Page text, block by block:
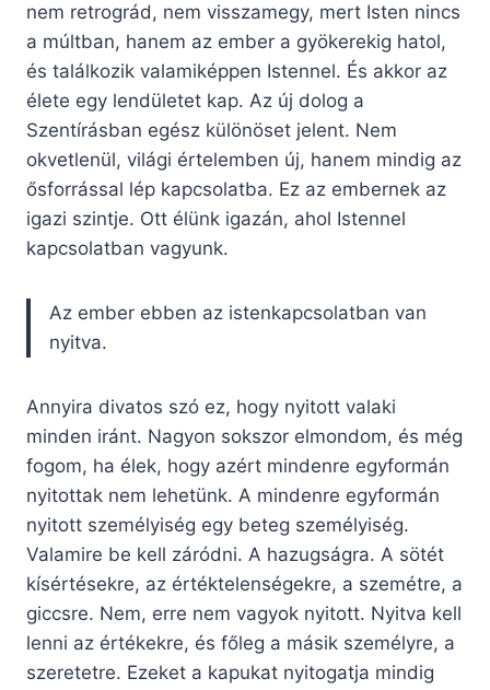
nem retrográd, nem visszamegy, mert Isten nincs
a múltban, hanem az ember a gyökerekig hatol,
és találkozik valamiképpen Istennel. És akkor az
élete egy lendületet kap. Az új dolog a
Szentírásban egész különöset jelent. Nem
okvetlenül, világi értelemben új, hanem mindig az
ősforrással lép kapcsolatba. Ez az embernek az
igazi szintje. Ott élünk igazán, ahol Istennel
kapcsolatban vagyunk.
Az ember ebben az istenkapcsolatban van
nyitva.
Annyira divatos szó ez, hogy nyitott valaki
minden iránt. Nagyon sokszor elmondom, és még
fogom, ha élek, hogy azért mindenre egyformán
nyitottak nem lehetünk. A mindenre egyformán
nyitott személyiség egy beteg személyiség.
Valamire be kell záródni. A hazugságra. A sötét
kísértésekre, az értéktelenségekre, a szemétre, a
giccsre. Nem, erre nem vagyok nyitott. Nyitva kell
lenni az értékekre, és főleg a másik személyre, a
szeretetre. Ezeket a kapukat nyitogatja mindig